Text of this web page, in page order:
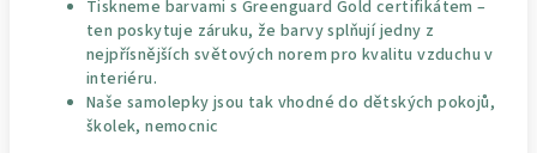
Tiskneme barvami s Greenguard Gold certifikátem –
ten poskytuje záruku, že barvy splňují jedny z
nejpřísnějších světových norem pro kvalitu vzduchu v
interiéru.
Naše samolepky jsou tak vhodné do dětských pokojů,
školek, nemocnic